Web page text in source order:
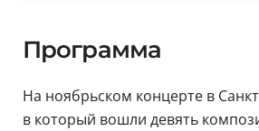
Программа
На ноябрьском концерте в
в который вошли девять